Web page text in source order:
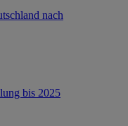
nach
bis 2025